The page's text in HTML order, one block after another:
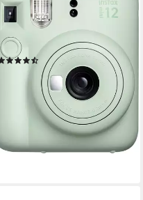
Instax Mini 12
Sofortbildkamera
60 mm
Brennweite
(29)
74,10 € UVP89,99 €
lieferbar - am nächsten Werktag